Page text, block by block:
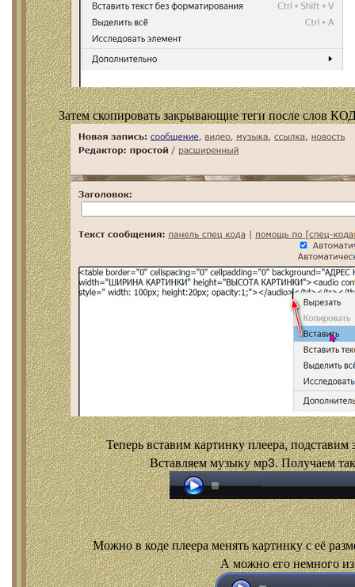
Затем скопировать закрывающие теги после слов
Теперь вставим картинку плеера, подставим
Вставляем музыку мр3. Получаем
Можно в коде плеера менять картинку с её
А можно его немного